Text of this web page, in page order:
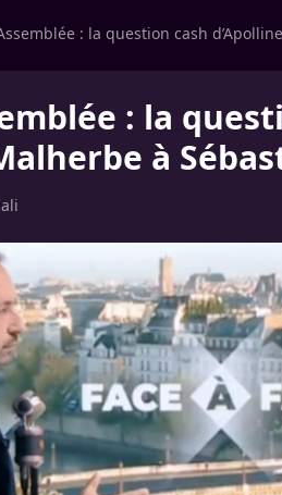
: la question cash
: la
à